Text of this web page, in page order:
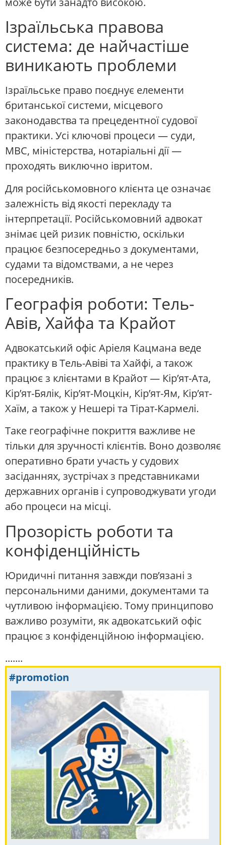
Ізраїльська правова
система: де найчастіше
виникають проблеми
Ізраїльське право поєднує елементи
британської системи, місцевого
законодавства та прецедентної судової
практики. Усі ключові процеси — суди,
МВС, міністерства, нотаріальні дії —
проходять виключно івритом.
Для російськомовного клієнта це означає
залежність від якості перекладу та
інтерпретації. Російськомовний адвокат
знімає цей ризик повністю, оскільки
працює безпосередньо з документами,
судами та відомствами, а не через
посередників.
Географія роботи: Тель-
Авів, Хайфа та Крайот
Адвокатський офіс Аріеля Кацмана веде
практику в Тель-Авіві та Хайфі, а також
працює з клієнтами в Крайот — Кір’ят-Ата,
Кір’ят-Бялік, Кір’ят-Моцкін, Кір’ят-Ям, Кір’ят-
Хаїм, а також у Нешері та Тірат-Кармелі.
Таке географічне покриття важливе не
тільки для зручності клієнтів. Воно дозволяє
оперативно брати участь у судових
засіданнях, зустрічах з представниками
державних органів і супроводжувати угоди
або процеси на місці.
Прозорість роботи та
конфіденційність
Юридичні питання завжди пов’язані з
персональними даними, документами та
чутливою інформацією. Тому принципово
важливо розуміти, як адвокатський офіс
працює з конфіденційною інформацією.
.......
#promotion